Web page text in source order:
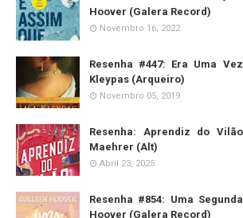
Hoover (Galera Record)
Novembro 16, 2022
Resenha #447: Era Uma
Kleypas (Arqueiro)
Novembro 05, 2019
Resenha: Aprendiz do
Maehrer (Alt)
Abril 23, 2025
Resenha #854: Uma
Hoover (Galera Record)